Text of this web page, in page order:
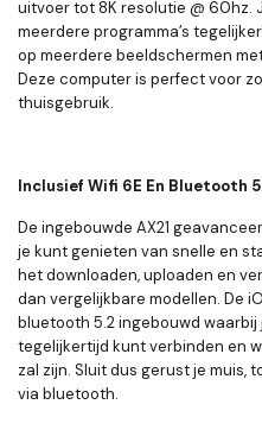
uitvoer tot 8K resolutie @ 60hz.
meerdere programma’s
op meerdere beeldschermen
Deze computer is perfect voor
thuisgebruik.
Inclusief Wifi 6E En Bluetooth
De ingebouwde AX21
je kunt genieten van snelle en
het downloaden, uploaden en
dan vergelijkbare modellen. De
bluetooth 5.2 ingebouwd
tegelijkertijd kunt verbinden en
zal zijn. Sluit dus gerust je muis,
via bluetooth.